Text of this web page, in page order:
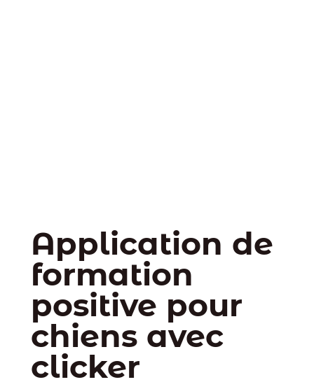
Application de
formation
positive pour
chiens avec
clicker